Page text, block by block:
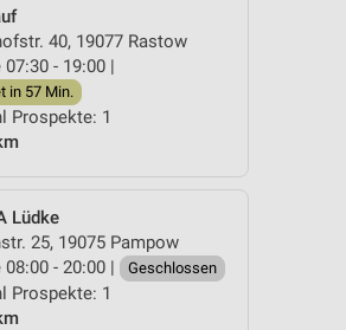
40, 19077 Rastow
07:30 - 19:00 |
in 57 Min.
Prospekte: 1
Lüdke
25, 19075 Pampow
08:00 - 20:00 |
Geschlossen
Prospekte: 1